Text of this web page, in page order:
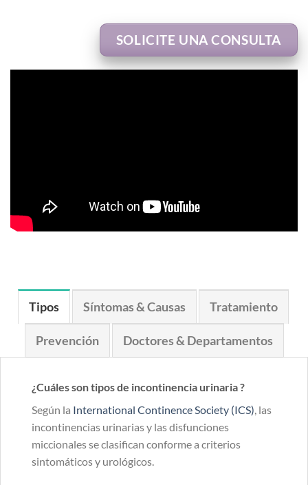
SOLICITE UNA CONSULTA
Tipos Síntomas & Causas Tratamiento
Prevención Doctores & Departamentos
¿Cuáles son tipos de incontinencia urinaria ?
Según la International Continence Society (ICS) , las
incontinencias urinarias y las disfunciones
miccionales se clasifican conforme a criterios
sintomáticos y urológicos.